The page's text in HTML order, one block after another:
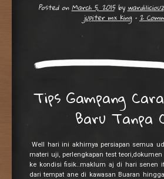
Posted onMarch 5, 2015bywardiliciouz
jupiter mx king •2
Tips Gampang
Baru Tanpa
Well hari ini akhirnya persiapan semua
materi uji, perlengkapan test teori,dokumen
ke kondisi fisik..maklum aj di hari senen
dari tempat ane di kawasan Buaran